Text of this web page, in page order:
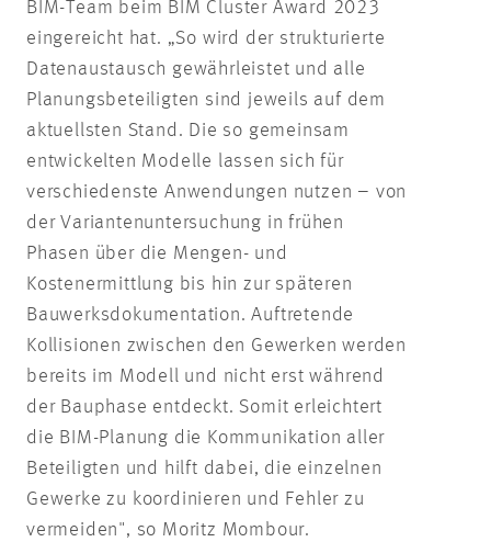
BIM-Team beim BIM Cluster Award 2023
eingereicht hat. „So wird der strukturierte
Datenaustausch gewährleistet und alle
Planungsbeteiligten sind jeweils auf dem
aktuellsten Stand. Die so gemeinsam
entwickelten Modelle lassen sich für
verschiedenste Anwendungen nutzen – von
der Variantenuntersuchung in frühen
Phasen über die Mengen- und
Kostenermittlung bis hin zur späteren
Bauwerksdokumentation. Auftretende
Kollisionen zwischen den Gewerken werden
bereits im Modell und nicht erst während
der Bauphase entdeckt. Somit erleichtert
die BIM-Planung die Kommunikation aller
Beteiligten und hilft dabei, die einzelnen
Gewerke zu koordinieren und Fehler zu
vermeiden", so Moritz Mombour.